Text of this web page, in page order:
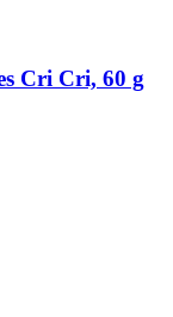
Cri Cri, 60 g